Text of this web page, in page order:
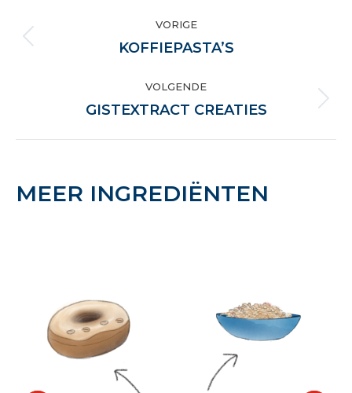
NAVIGATION
VORIGE
Previous
KOFFIEPASTA’S
VOLGENDE
Next
GISTEXTRACT CREATIES
MEER INGREDIËNTEN